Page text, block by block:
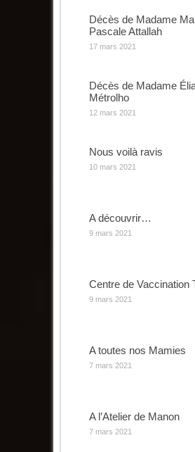
Décès de Madame
Pascale Attallah
17 mars 2021
Décès de Madame
Métrolho
12 mars 2021
Nous voilà ravis
10 mars 2021
A découvrir…
9 mars 2021
Centre de Vaccination
9 mars 2021
A toutes nos Mamies
7 mars 2021
A l’Atelier de Manon
7 mars 2021